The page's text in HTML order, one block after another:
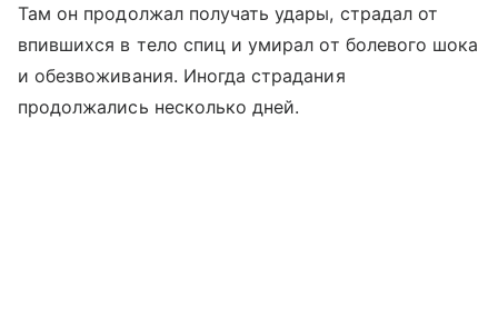
Там он продолжал получать удары, страдал от
впившихся в тело спиц и умирал от болевого шока
и обезвоживания. Иногда страдания
продолжались несколько дней.